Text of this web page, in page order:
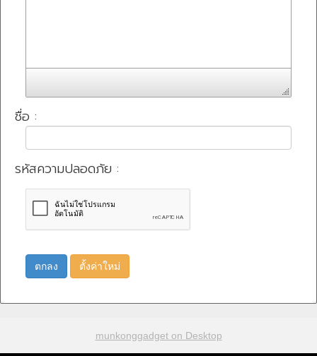
ชื่อ :
รหัสความปลอดภัย :
ตกลง ตั้งค่าใหม่
munkonggadget on Desktop